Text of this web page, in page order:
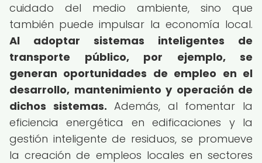
cuidado del medio ambiente, sino que
también puede impulsar la economía local.
Al adoptar sistemas inteligentes de
transporte público, por ejemplo, se
generan oportunidades de empleo en el
desarrollo, mantenimiento y operación de
dichos sistemas. Además, al fomentar la
eficiencia energética en edificaciones y la
gestión inteligente de residuos, se promueve
la creación de empleos locales en sectores